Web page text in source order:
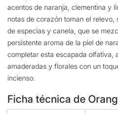
acentos de naranja, clementina y
notas de corazón toman el
de especias y canela, que se
persistente aroma de la piel de
completar esta escapada olfativa,
amaderadas y florales con un
incienso.
Ficha técnica de